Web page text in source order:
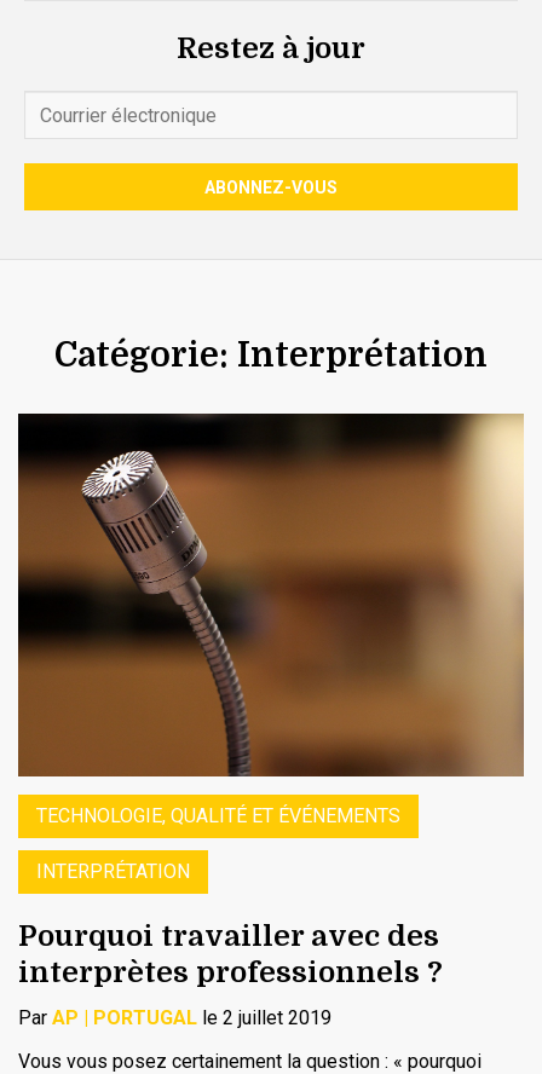
Restez à jour
Catégorie: Interprétation
TECHNOLOGIE, QUALITÉ ET ÉVÉNEMENTS
INTERPRÉTATION
Pourquoi travailler avec des
interprètes professionnels ?
Par AP | PORTUGAL le 2 juillet 2019
Vous vous posez certainement la question : « pourquoi